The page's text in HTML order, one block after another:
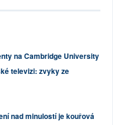
na Cambridge University
televizi: zvyky ze
nad minulostí je kouřová